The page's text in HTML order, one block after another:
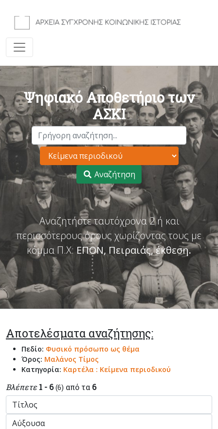
Ψηφιακό Αποθετήριο των
ΑΣΚΙ
Αναζήτηση
Αναζητήστε ταυτόχρονα 2 ή και
περισσότερους όρους χωρίζοντας τους με
κόμμα Π.Χ: ΕΠΟΝ, Πειραιάς, έκθεση.
Αποτελέσματα αναζήτησης:
Πεδίο: Φυσικό πρόσωπο ως θέμα
Όρος: Μαλάνος Τίμος
Κατηγορία: Καρτέλα : Κείμενα περιοδικού
Βλέπετε 1 - 6 (6) από τα 6